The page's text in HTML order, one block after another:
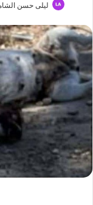
ليلى حسن